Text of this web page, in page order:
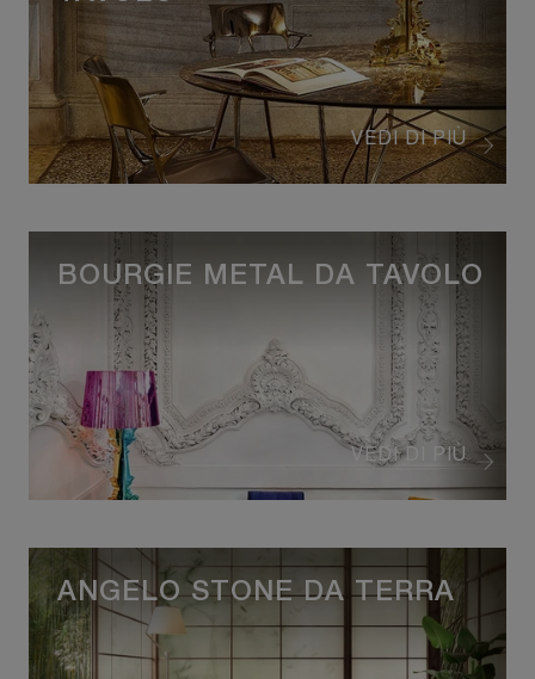
VEDI DI PIÙ
VEDI DI PIÙ
BOURGIE METAL DA TAVOLO
ANGELO STONE DA TERRA